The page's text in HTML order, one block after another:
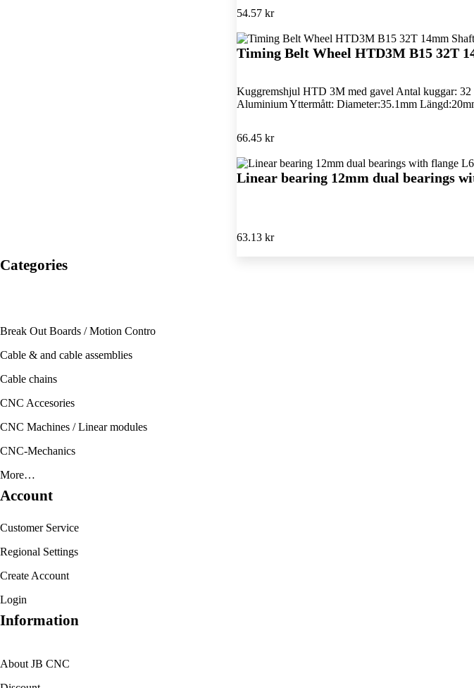
54.57 kr
Timing Belt Wheel HTD3M B15 32T
Kuggremshjul HTD 3M med gavel Antal kuggar:
Aluminium Yttermått: Diameter:35.1mm
66.45 kr
Linear bearing 12mm dual bearings
63.13 kr
Categories
Break Out Boards / Motion Contro
Cable & and cable assemblies
Cable chains
CNC Accesories
CNC Machines / Linear modules
CNC-Mechanics
More…
Account
Customer Service
Regional Settings
Create Account
Login
Information
About JB CNC